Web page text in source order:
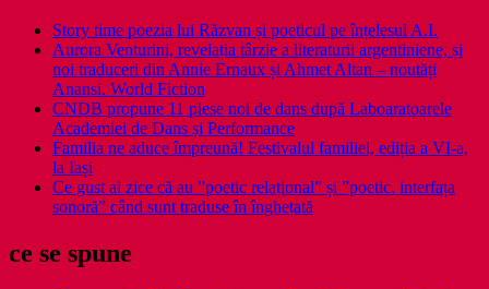
Story time poezia lui Răzvan și poeticul pe înțelesul A.I.
Aurora Venturini, revelația târzie a literaturii argentiniene, și
noi traduceri din Annie Ernaux și Ahmet Altan – noutăți
Anansi. World Fiction
CNDB propune 11 piese noi de dans după Laboaratoarele
Academiei de Dans și Performance
Familia ne aduce împreună! Festivalul familiei, ediția a VI-a,
la Iași
Ce gust ai zice că au ”poetic relațional” și ”poetic. interfața
sonoră” când sunt traduse în înghețată
ce se spune